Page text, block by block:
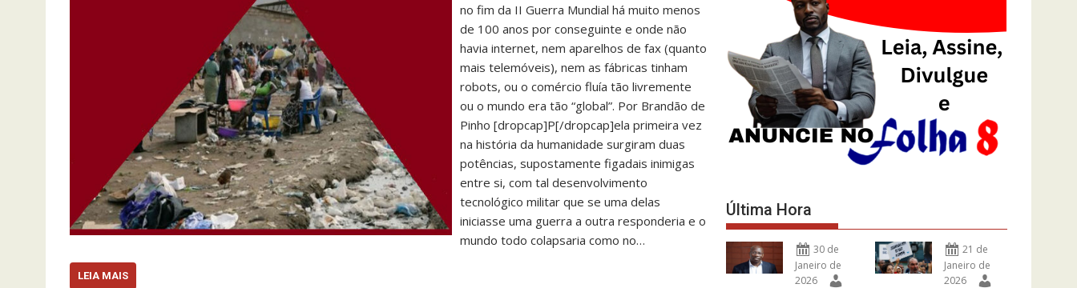
no fim da II Guerra Mundial há muito menos
de 100 anos por conseguinte e onde não
havia internet, nem aparelhos de fax (quanto
mais telemóveis), nem as fábricas tinham
robots, ou o comércio fluía tão livremente
ou o mundo era tão “global”. Por Brandão de
Pinho [dropcap]P[/dropcap]ela primeira vez
na história da humanidade surgiram duas
potências, supostamente figadais inimigas
entre si, com tal desenvolvimento
tecnológico militar que se uma delas
iniciasse uma guerra a outra responderia e o
mundo todo colapsaria como no…
LEIA MAIS
Última Hora
30 de
Janeiro de
2026
21 de
Janeiro de
2026